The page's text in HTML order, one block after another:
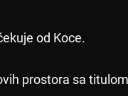
od Koce.
prostora sa